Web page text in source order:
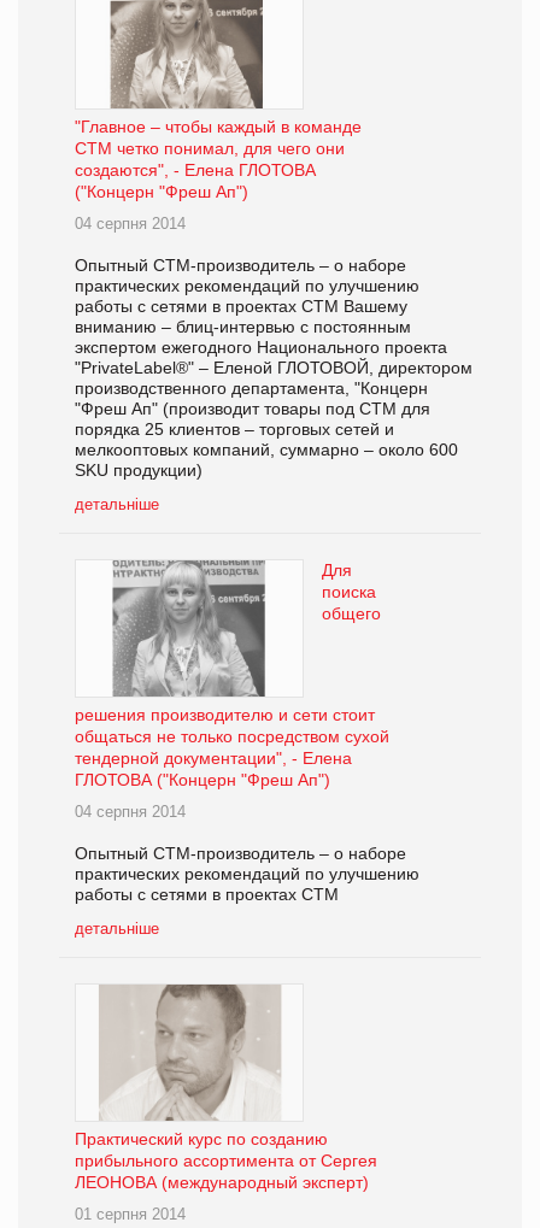
"Главное – чтобы каждый в команде
СТМ четко понимал, для чего они
создаются", - Елена ГЛОТОВА
("Концерн "Фреш Ап")
04 серпня 2014
Опытный СТМ-производитель – о наборе
практических рекомендаций по улучшению
работы с сетями в проектах СТМ Вашему
вниманию – блиц-интервью с постоянным
экспертом ежегодного Национального проекта
"PrivateLabel®" – Еленой ГЛОТОВОЙ, директором
производственного департамента, "Концерн
"Фреш Ап" (производит товары под СТМ для
порядка 25 клиентов – торговых сетей и
мелкооптовых компаний, суммарно – около 600
SKU продукции)
детальніше
Для
поиска
общего
решения производителю и сети стоит
общаться не только посредством сухой
тендерной документации", - Елена
ГЛОТОВА ("Концерн "Фреш Ап")
04 серпня 2014
Опытный СТМ-производитель – о наборе
практических рекомендаций по улучшению
работы с сетями в проектах СТМ
детальніше
Практический курс по созданию
прибыльного ассортимента от Сергея
ЛЕОНОВА (международный эксперт)
01 серпня 2014